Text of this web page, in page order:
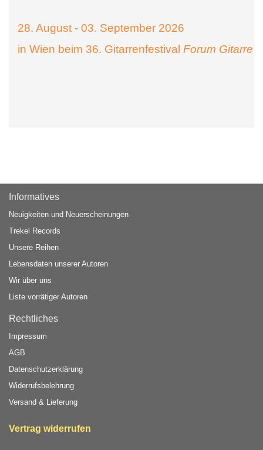
28. August - 03. September 2026
in Wien beim 36. Gitarrenfestival Forum Gitarre
Informatives
Neuigkeiten und Neuerscheinungen
Trekel Records
Unsere Reihen
Lebensdaten unserer Autoren
Wir über uns
Liste vorrätiger Autoren
Rechtliches
Impressum
AGB
Datenschutzerklärung
Widerrufsbelehrung
Versand & Lieferung
Vertrag widerrufen